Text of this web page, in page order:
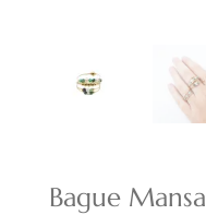
Bague Mansa